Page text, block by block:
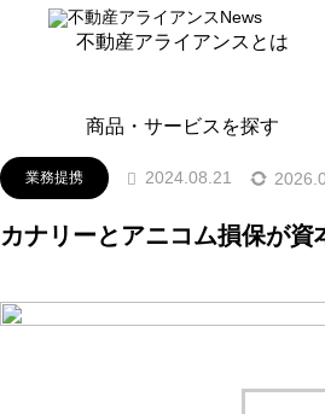
不動産アライアンスとは
商品・サービスを探す
ニュースリリース 業務提携
業務提携 2024.08.21
カナリーとアニコム損保が